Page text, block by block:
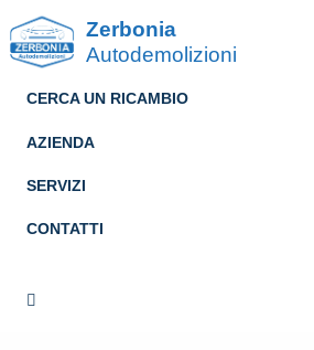
Zerbonia
Autodemolizioni
CERCA UN RICAMBIO
AZIENDA
SERVIZI
CONTATTI